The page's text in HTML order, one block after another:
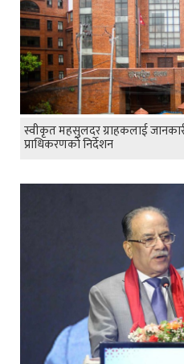
स्वीकृत महसुलदर ग्राहकलाई जानकारी
प्राधिकरणको निर्देशन